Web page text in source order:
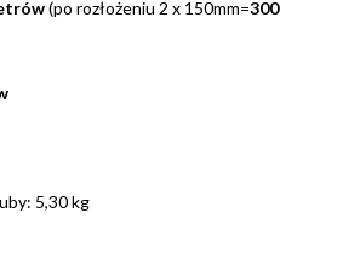
(po rozłożeniu 2 x 150mm=300
5,30 kg